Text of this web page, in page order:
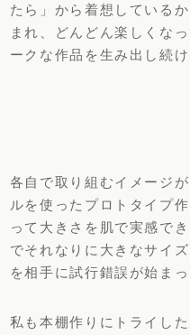
たら」から着想している
まれ、どんどん楽しくな
ークな作品を生み出し続
各自で取り組むイメージ
ルを使ったプロトタイプ
って大きさを肌で実感で
でそれなりに大きなサイ
を相手に試行錯誤が始まっ
私も本棚作りにトライし